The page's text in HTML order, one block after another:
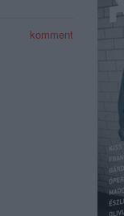
komment